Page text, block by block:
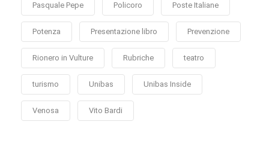
Pasquale Pepe Policoro Poste Italiane
Potenza Presentazione libro Prevenzione
Rionero in Vulture Rubriche teatro
turismo Unibas Unibas Inside
Venosa Vito Bardi